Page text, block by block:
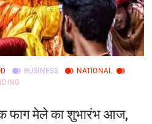
BUSINESS
NATIONAL
फाग मेले का शुभारंभ आज,